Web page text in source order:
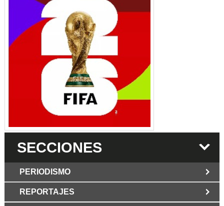
SECCIONES
PERIODISMO
REPORTAJES